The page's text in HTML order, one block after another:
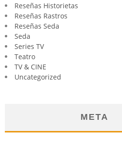
Reseñas Historietas
Reseñas Rastros
Reseñas Seda
Seda
Series TV
Teatro
TV & CINE
Uncategorized
META